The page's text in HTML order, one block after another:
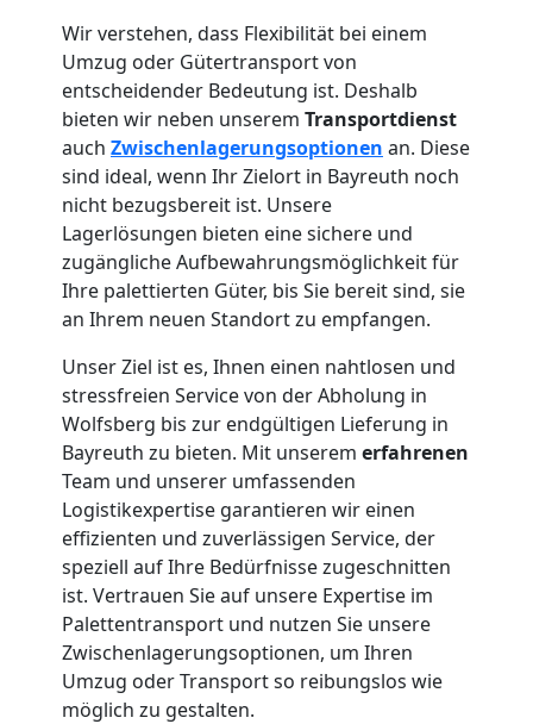
Wir verstehen, dass Flexibilität bei einem
Umzug oder Gütertransport von
entscheidender Bedeutung ist. Deshalb
bieten wir neben unserem Transportdienst
auch Zwischenlagerungsoptionen an. Diese
sind ideal, wenn Ihr Zielort in Bayreuth noch
nicht bezugsbereit ist. Unsere
Lagerlösungen bieten eine sichere und
zugängliche Aufbewahrungsmöglichkeit für
Ihre palettierten Güter, bis Sie bereit sind, sie
an Ihrem neuen Standort zu empfangen.
Unser Ziel ist es, Ihnen einen nahtlosen und
stressfreien Service von der Abholung in
Wolfsberg bis zur endgültigen Lieferung in
Bayreuth zu bieten. Mit unserem erfahrenen
Team und unserer umfassenden
Logistikexpertise garantieren wir einen
effizienten und zuverlässigen Service, der
speziell auf Ihre Bedürfnisse zugeschnitten
ist. Vertrauen Sie auf unsere Expertise im
Palettentransport und nutzen Sie unsere
Zwischenlagerungsoptionen, um Ihren
Umzug oder Transport so reibungslos wie
möglich zu gestalten.